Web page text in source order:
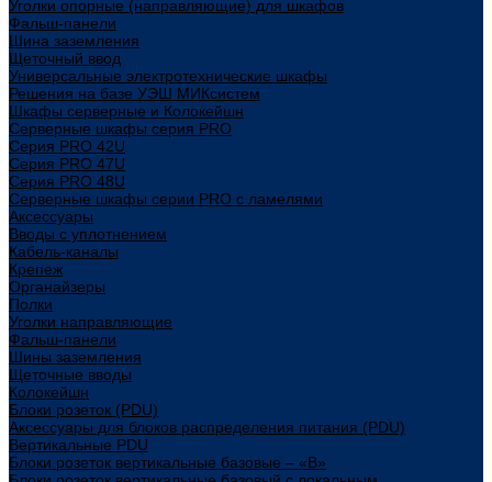
Уголки опорные (направляющие) для шкафов
Фальш-панели
Шина заземления
Щеточный ввод
Универсальные электротехнические шкафы
Решения на базе УЭШ МИКсистем
Шкафы серверные и Колокейшн
Серверные шкафы серия PRO
Серия PRO 42U
Серия PRO 47U
Серия PRO 48U
Серверные шкафы серии PRO с ламелями
Аксессуары
Вводы с уплотнением
Кабель-каналы
Крепеж
Органайзеры
Полки
Уголки направляющие
Фальш-панели
Шины заземления
Щеточные вводы
Колокейшн
Блоки розеток (PDU)
Аксессуары для блоков распределения питания (PDU)
Вертикальные PDU
Блоки розеток вертикальные базовые – «В»